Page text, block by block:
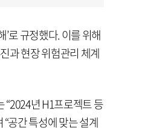
로 규정했다. 이를 위해
과 현장 위험관리 체계
“2024년 H1프로젝트 등
공간 특성에 맞는 설계